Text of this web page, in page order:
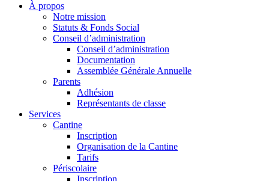
À propos
Notre mission
Statuts & Fonds Social
Conseil d’administration
Conseil d’administration
Documentation
Assemblée Générale Annuelle
Parents
Adhésion
Représentants de classe
Services
Cantine
Inscription
Organisation de la Cantine
Tarifs
Périscolaire
Inscription